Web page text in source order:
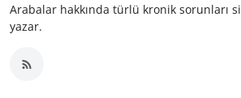
Arabalar hakkında türlü kronik sorunları
yazar.